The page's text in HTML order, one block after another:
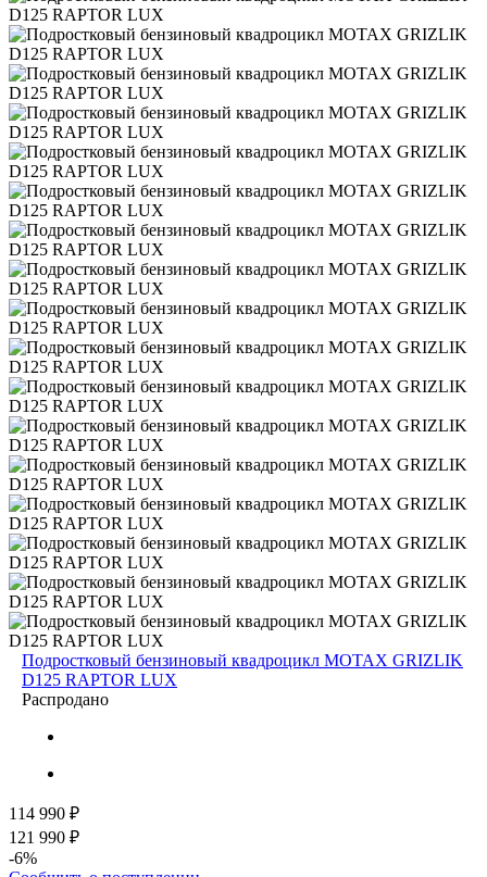
Подростковый бензиновый квадроцикл MOTAX GRIZLIK
D125 RAPTOR LUX
Распродано
114 990 ₽
121 990 ₽
-6%